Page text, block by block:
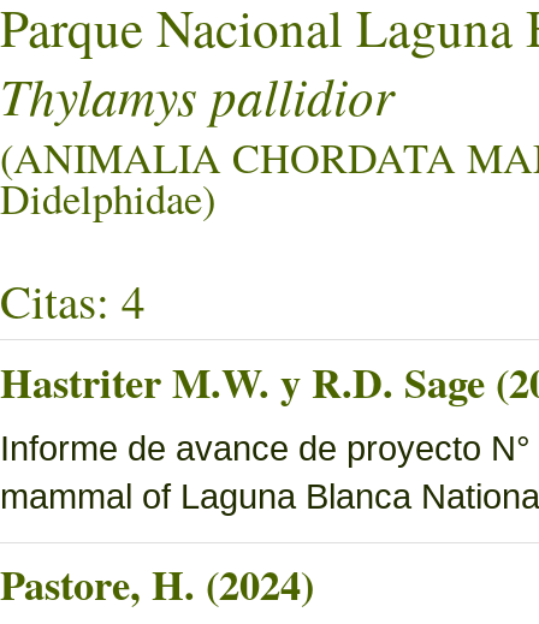
Parque Nacional Laguna
Thylamys pallidior
(ANIMALIA CHORDATA
Didelphidae)
Citas: 4
Hastriter M.W. y R.D. Sage
Informe de avance de proyecto
mammal of Laguna Blanca
Pastore, H. (2024)